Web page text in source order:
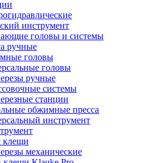
инструмент
головы и системы
ручные
головы
головы
ручные
системы
станции
обжимные пресса
инструмент
клещи
механические